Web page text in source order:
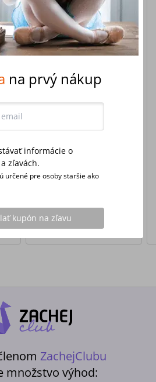
s
Séria: iPray s 20 %
5,0 (1recenzia
Skladom
Najnižšia cena za posledných 30
dní pred zľavou: 48,00 €
ZachejClubu
množstvo výhod:
na prvý nákup
informácie o
zľavách.
určené pre osoby staršie ako
kupón na zľavu